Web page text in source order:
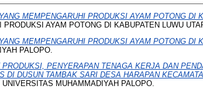
MEMPENGARUHI PRODUKSI AYAM POTONG DI
AYAM POTONG DI KABUPATEN LUWU
MEMPENGARUHI PRODUKSI AYAM POTONG DI
PALOPO.
PENYERAPAN TENAGA KERJA DAN
DI DUSUN TAMBAK SARI DESA HARAPAN
MUHAMMADIYAH PALOPO.